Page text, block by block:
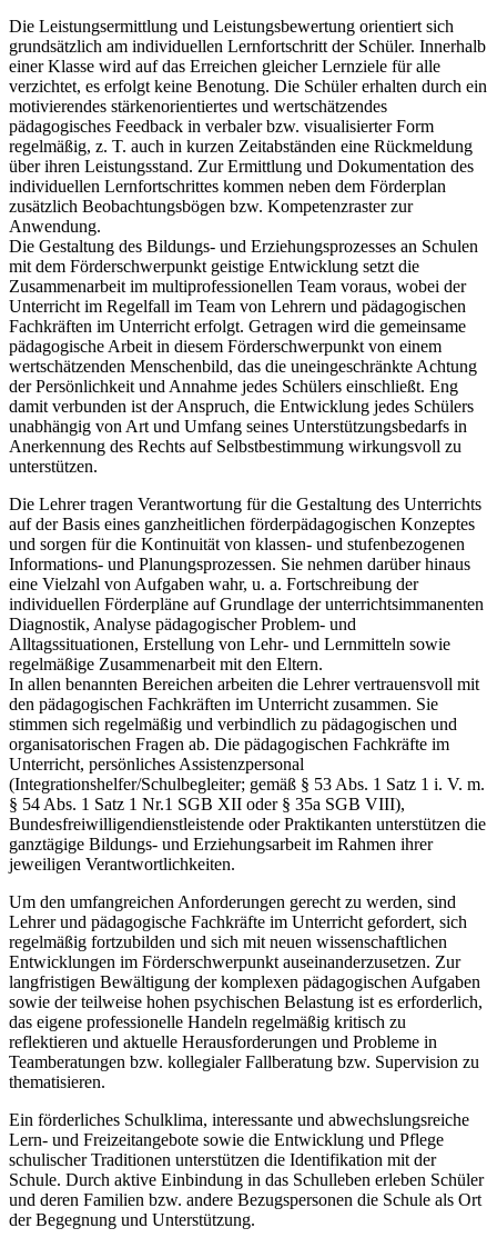
Die Leistungsermittlung und Leistungsbewertung orientiert sich
grundsätzlich am individuellen Lernfortschritt der Schüler. Innerhalb
einer Klasse wird auf das Erreichen gleicher Lernziele für alle
verzichtet, es erfolgt keine Benotung. Die Schüler erhalten durch ein
motivierendes stärkenorientiertes und wertschätzendes
pädagogisches Feedback in verbaler bzw. visualisierter Form
regelmäßig, z. T. auch in kurzen Zeitabständen eine Rückmeldung
über ihren Leistungsstand. Zur Ermittlung und Dokumentation des
individuellen Lernfortschrittes kommen neben dem Förderplan
zusätzlich Beobachtungsbögen bzw. Kompetenzraster zur
Anwendung.
Die Gestaltung des Bildungs- und Erziehungsprozesses an Schulen
mit dem Förderschwerpunkt geistige Entwicklung setzt die
Zusammenarbeit im multiprofessionellen Team voraus, wobei der
Unterricht im Regelfall im Team von Lehrern und pädagogischen
Fachkräften im Unterricht erfolgt. Getragen wird die gemeinsame
pädagogische Arbeit in diesem Förderschwerpunkt von einem
wertschätzenden Menschenbild, das die uneingeschränkte Achtung
der Persönlichkeit und Annahme jedes Schülers einschließt. Eng
damit verbunden ist der Anspruch, die Entwicklung jedes Schülers
unabhängig von Art und Umfang seines Unterstützungsbedarfs in
Anerkennung des Rechts auf Selbstbestimmung wirkungsvoll zu
unterstützen.
Die Lehrer tragen Verantwortung für die Gestaltung des Unterrichts
auf der Basis eines ganzheitlichen förderpädagogischen Konzeptes
und sorgen für die Kontinuität von klassen- und stufenbezogenen
Informations- und Planungsprozessen. Sie nehmen darüber hinaus
eine Vielzahl von Aufgaben wahr, u. a. Fortschreibung der
individuellen Förderpläne auf Grundlage der unterrichtsimmanenten
Diagnostik, Analyse pädagogischer Problem- und
Alltagssituationen, Erstellung von Lehr- und Lernmitteln sowie
regelmäßige Zusammenarbeit mit den Eltern.
In allen benannten Bereichen arbeiten die Lehrer vertrauensvoll mit
den pädagogischen Fachkräften im Unterricht zusammen. Sie
stimmen sich regelmäßig und verbindlich zu pädagogischen und
organisatorischen Fragen ab. Die pädagogischen Fachkräfte im
Unterricht, persönliches Assistenzpersonal
(Integrationshelfer/Schulbegleiter; gemäß § 53 Abs. 1 Satz 1 i. V. m.
§ 54 Abs. 1 Satz 1 Nr.1 SGB XII oder § 35a SGB VIII),
Bundesfreiwilligendienstleistende oder Praktikanten unterstützen die
ganztägige Bildungs- und Erziehungsarbeit im Rahmen ihrer
jeweiligen Verantwortlichkeiten.
Um den umfangreichen Anforderungen gerecht zu werden, sind
Lehrer und pädagogische Fachkräfte im Unterricht gefordert, sich
regelmäßig fortzubilden und sich mit neuen wissenschaftlichen
Entwicklungen im Förderschwerpunkt auseinanderzusetzen. Zur
langfristigen Bewältigung der komplexen pädagogischen Aufgaben
sowie der teilweise hohen psychischen Belastung ist es erforderlich,
das eigene professionelle Handeln regelmäßig kritisch zu
reflektieren und aktuelle Herausforderungen und Probleme in
Teamberatungen bzw. kollegialer Fallberatung bzw. Supervision zu
thematisieren.
Ein förderliches Schulklima, interessante und abwechslungsreiche
Lern- und Freizeitangebote sowie die Entwicklung und Pflege
schulischer Traditionen unterstützen die Identifikation mit der
Schule. Durch aktive Einbindung in das Schulleben erleben Schüler
und deren Familien bzw. andere Bezugspersonen die Schule als Ort
der Begegnung und Unterstützung.